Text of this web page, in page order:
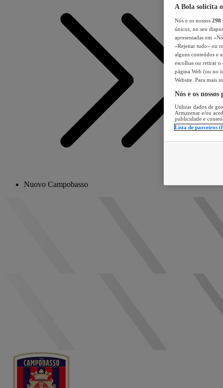
Nuovo Campobasso
A Bola solicita
Nós e os nossos 298
únicos, no seu
apresentadas em
«Rejeitar tudo» ou
alguns conteúdos e
escolhas ou retirar
página Web (ou no
Website. Para mais
Nós e os
Utilizar dados de
Armazenar e/ou
publicidade e
Lista de parceiros